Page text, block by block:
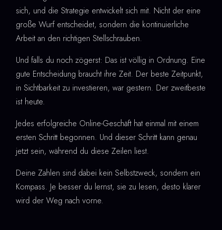
sich, und die Strategie entwickelt sich mit. Nicht der eine
große Wurf entscheidet, sondern die kontinuierliche
Arbeit an den richtigen Stellschrauben.
Und falls du noch zögerst: Das ist völlig in Ordnung. Eine
gute Entscheidung braucht ihre Zeit. Der beste Zeitpunkt,
in Sichtbarkeit zu investieren, war gestern. Der zweitbeste
ist heute.
Jedes erfolgreiche Online-Geschäft hat einmal mit einem
ersten Schritt begonnen. Und dieser Schritt kann genau
jetzt sein, während du diese Zeilen liest.
Deine Zahlen sind dabei kein Selbstzweck, sondern ein
Kompass. Je besser du lernst, sie zu lesen, desto klarer
wird der Weg nach vorne.